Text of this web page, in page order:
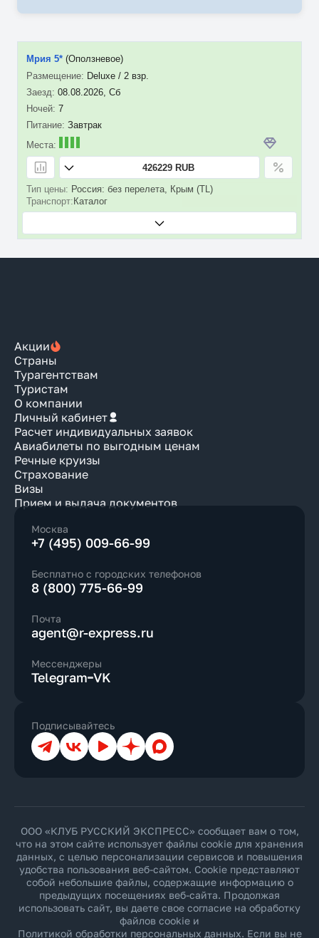
08.08.2026, Сб
7
Мрия 5* (Оползневое)
Deluxe / 2 взр.
Завтрак
426229 RUB
Россия: без перелета, Крым (TL)
Каталог
Акции
Страны
Турагентствам
Туристам
О компании
Личный кабинет
Расчет индивидуальных заявок
Авиабилеты по выгодным ценам
Речные круизы
Страхование
Визы
Прием и выдача документов
Москва
+7 (495) 009-66-99
Бесплатно с городских телефонов
8 (800) 775-66-99
Почта
agent@r-express.ru
Мессенджеры
Telegram VK
Подписывайтесь
ТелеграмВКонтакте
YouTubeДзен Max
ООО «КЛУБ РУССКИЙ ЭКСПРЕСС» сообщает вам о том,
что на этом сайте использует файлы cookie для хранения
данных, с целью персонализации сервисов и повышения
удобства пользования веб-сайтом. Cookie представляют
собой небольшие файлы, содержащие информацию о
предыдущих посещениях веб-сайта. Продолжая
использовать сайт, вы даете свое согласие на обработку
файлов cookie и
Политикой обработки персональных данных. Если вы не